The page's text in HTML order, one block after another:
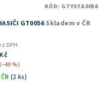
GT0056 Skladem v ČR
DPH
(–40 %)
(2 ks)
KÓD: GTYSYA0056